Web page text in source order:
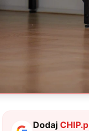
Dodaj